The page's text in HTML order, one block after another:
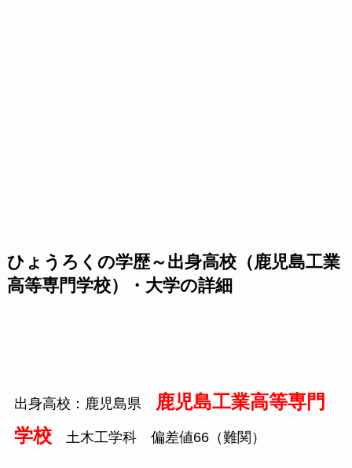
ひょうろくの学歴～出身高校（鹿児島工業
高等専門学校）・大学の詳細
出身高校：鹿児島県
鹿児島工業高等専門
学校土木工学科 偏差値66（難関）